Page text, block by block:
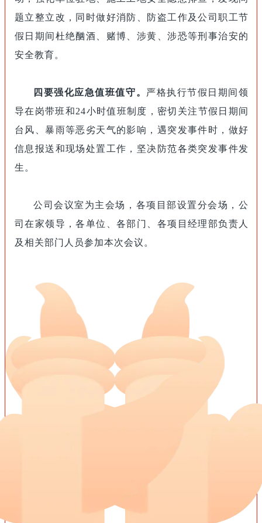
题立整立改，同时做好消防、防盗工作及公司职工节
假日期间杜绝酗酒、赌博、涉黄、涉恐等刑事治安的
安全教育。
四要强化应急值班值守。 严格执行节假日期间领
导在岗带班和24小时值班制度，密切关注节假日期间
台风、暴雨等恶劣天气的影响，遇突发事件时，做好
信息报送和现场处置工作，坚决防范各类突发事件发
生。
公司会议室为主会场，各项目部设置分会场，公
司在家领导，各单位、各部门、各项目经理部负责人
及相关部门人员参加本次会议。